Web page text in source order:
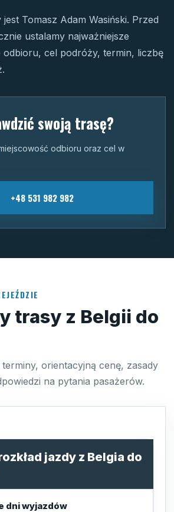
jest Tomasz Adam Wasiński. Przed
ustalamy najważniejsze
odbioru, cel podróży, termin, liczbę
swoją trasę?
odbioru oraz cel w
+48 531 982 982
trasy z Belgii do
orientacyjną cenę, zasady
na pytania pasażerów.
jazdy z Belgia do
dni wyjazdów